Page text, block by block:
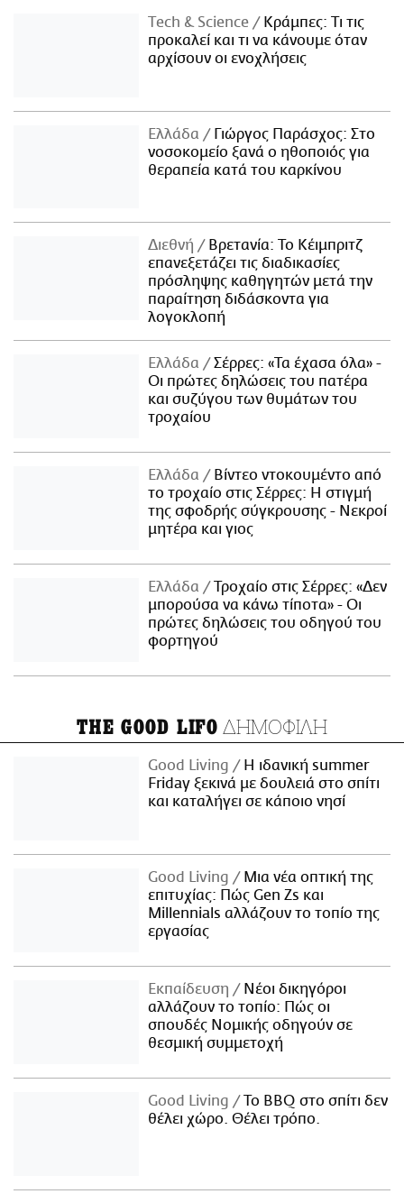
Τech & Science
Κράμπες: Τι τις
προκαλεί και τι να κάνουμε όταν
αρχίσουν οι ενοχλήσεις
Ελλάδα
Γιώργος Παράσχος: Στο
νοσοκομείο ξανά ο ηθοποιός για
θεραπεία κατά του καρκίνου
Διεθνή
Βρετανία: Το Κέιμπριτζ
επανεξετάζει τις διαδικασίες
πρόσληψης καθηγητών μετά την
παραίτηση διδάσκοντα για
λογοκλοπή
Ελλάδα
Σέρρες: «Τα έχασα όλα» -
Οι πρώτες δηλώσεις του πατέρα
και συζύγου των θυμάτων του
τροχαίου
Ελλάδα
Βίντεο ντοκουμέντο από
το τροχαίο στις Σέρρες: Η στιγμή
της σφοδρής σύγκρουσης - Νεκροί
μητέρα και γιος
Ελλάδα
Τροχαίο στις Σέρρες: «Δεν
μπορούσα να κάνω τίποτα» - Οι
πρώτες δηλώσεις του οδηγού του
φορτηγού
THE GOOD LIFO ΔΗΜΟΦΙΛΗ
Good Living
Η ιδανική summer
Friday ξεκινά με δουλειά στο σπίτι
και καταλήγει σε κάποιο νησί
Good Living
Μια νέα οπτική της
επιτυχίας: Πώς Gen Zs και
Millennials αλλάζουν το τοπίο της
εργασίας
Εκπαίδευση
Νέοι δικηγόροι
αλλάζουν το τοπίο: Πώς οι
σπουδές Νομικής οδηγούν σε
θεσμική συμμετοχή
Good Living
Το BBQ στο σπίτι δεν
θέλει χώρο. Θέλει τρόπο.